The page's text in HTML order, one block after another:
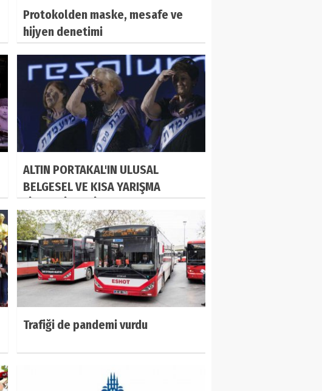
Protokolden maske, mesafe ve
hijyen denetimi
ALTIN PORTAKAL'IN ULUSAL
BELGESEL VE KISA YARIŞMA
Trafiği de pandemi vurdu